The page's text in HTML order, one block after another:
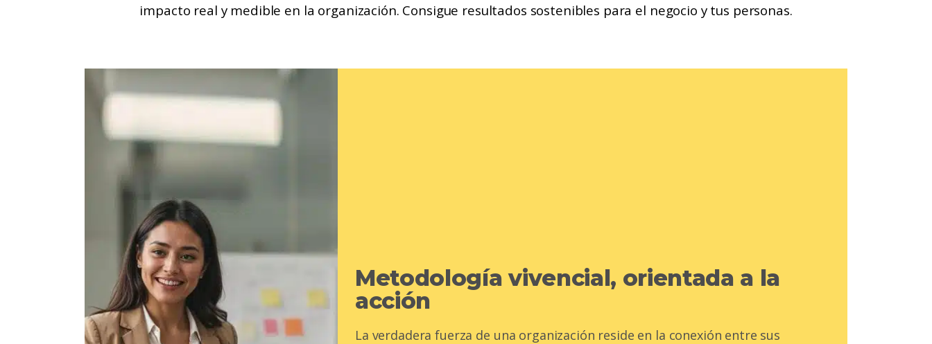
impacto real y medible en la organización. Consigue resultados sostenibles para el negocio y tus personas.
Metodología vivencial, orientada a la
acción
La verdadera fuerza de una organización reside en la conexión entre sus